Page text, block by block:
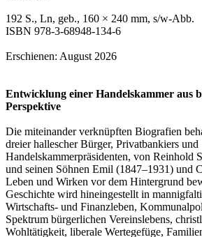
192 S., Ln, geb., 160 × 240 mm, s/w-Abb.
ISBN 978-3-68948-134-6
Erschienen: August 2026
Entwicklung einer Handelskammer aus
Perspektive
Die miteinander verknüpften Biografien
dreier hallescher Bürger, Privatbankiers und
Handelskammerpräsidenten, von Reinhold
und seinen Söhnen Emil (1847–1931) und
Leben und Wirken vor dem Hintergrund
Geschichte wird hineingestellt in
Wirtschafts- und Finanzleben,
Spektrum bürgerlichen Vereinslebens,
Wohltätigkeit, liberale Wertegefüge,